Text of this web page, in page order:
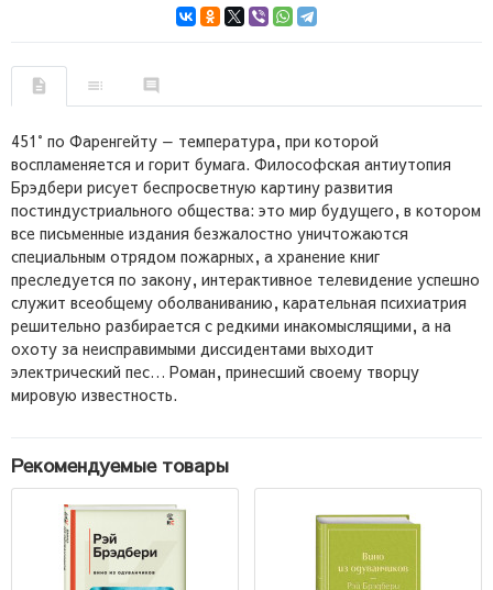
451° по Фаренгейту — температура, при которой
воспламеняется и горит бумага. Философская антиутопия
Брэдбери рисует беспросветную картину развития
постиндустриального общества: это мир будущего, в котором
все письменные издания безжалостно уничтожаются
специальным отрядом пожарных, а хранение книг
преследуется по закону, интерактивное телевидение успешно
служит всеобщему оболваниванию, карательная психиатрия
решительно разбирается с редкими инакомыслящими, а на
охоту за неисправимыми диссидентами выходит
электрический пес… Роман, принесший своему творцу
мировую известность.
Рекомендуемые товары